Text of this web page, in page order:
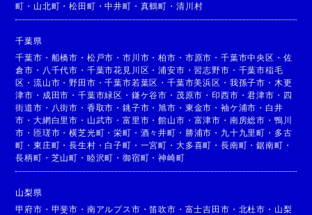
町 ・ 山北町 ・松田町 ・中井町 ・ 真鶴町 ・ 清川村
千葉県
千葉市 ・ 船橋市 ・ 松戸市 ・市川市 ・柏市 ・ 市原市 ・ 千葉市中央区 ・ 佐
倉市 ・ 八千代市 ・ 千葉市花見川区 ・浦安市 ・習志野市 ・ 千葉市稲毛
区 ・流山市 ・野田市 ・千葉市若葉区 ・千葉市美浜区 ・ 我孫子市 ・ 木更
津市 ・ 成田市 ・千葉市緑区 ・ 鎌ケ谷市 ・ 茂原市 ・印西市 ・君津市 ・ 四
街道市 ・ 八街市 ・ 香取市 ・銚子市 ・旭市 ・ 東金市 ・ 袖ケ浦市 ・ 白井
市 ・大網白里市 ・ 山武市 ・富里市 ・館山市 ・ 富津市 ・ 南房総市 ・ 鴨川
市 ・匝瑳市 ・横芝光町 ・栄町 ・ 酒々井町 ・ 勝浦市 ・ 九十九里町 ・ 多古
町 ・東庄町 ・長生村 ・ 白子町 ・ 一宮町 ・ 大多喜町 ・ 長南町 ・鋸南町 ・
長柄町 ・ 芝山町 ・ 睦沢町 ・御宿町 ・神崎町
山梨県
甲府市 ・ 甲斐市 ・ 南アルプス市 ・笛吹市 ・ 富士吉田市 ・ 北杜市 ・ 山梨